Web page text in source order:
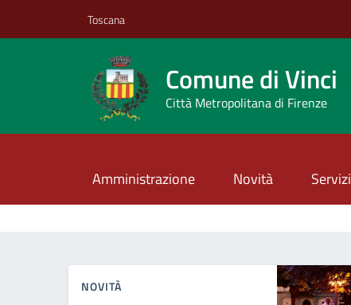
Toscana
Comune di Vinci
Città Metropolitana di Firenze
Amministrazione Novità Servizi
NOVITÀ